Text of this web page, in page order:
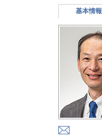
基本情報